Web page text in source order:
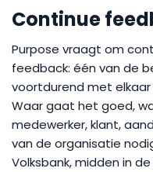
Continue
Purpose vraagt om
feedback: één van de
voortdurend met
Waar gaat het goed,
medewerker, klant,
van de organisatie
Volksbank, midden in